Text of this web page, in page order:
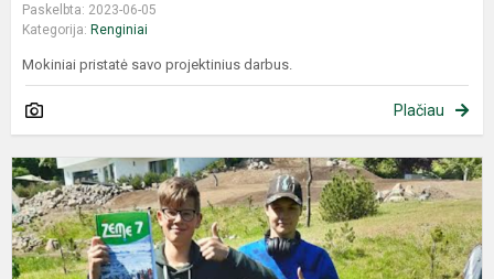
Paskelbta: 2023-06-05
Kategorija: Renginiai
Mokiniai pristatė savo projektinius darbus.
Plačiau